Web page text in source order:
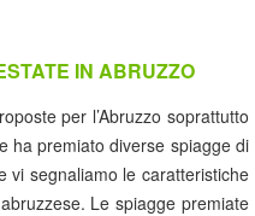
IN ABRUZZO
per l’Abruzzo soprattutto
ha premiato diverse spiagge di
vi segnaliamo le caratteristiche
Le spiagge premiate